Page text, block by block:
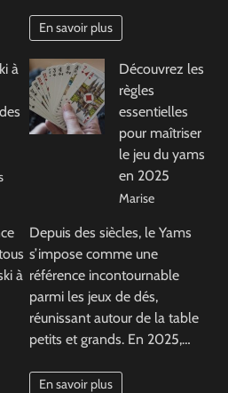
En savoir plus
à
à
Découvrez les
règles
essentielles
pour maîtriser
le jeu du yams
en 2025
Marise
Depuis des siècles, le Yams
s’impose comme une
référence incontournable
parmi les jeux de dés,
réunissant autour de la table
petits et grands. En 2025,…
En savoir plus